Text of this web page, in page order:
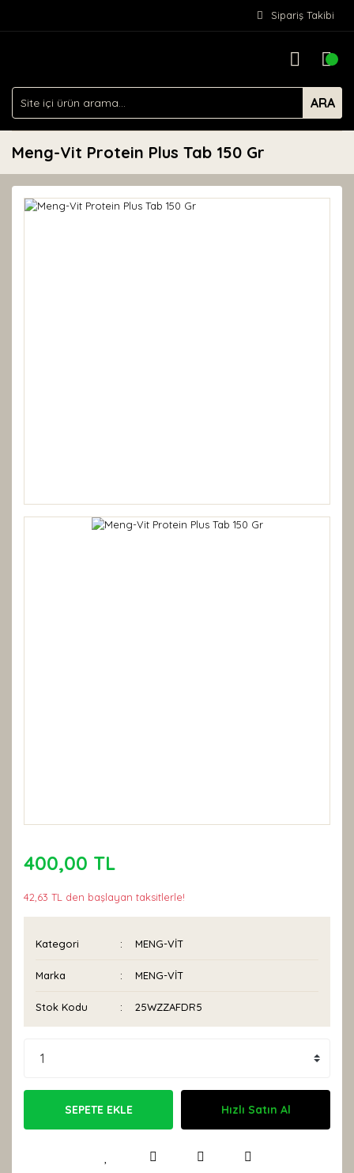
Sipariş Takibi
ARA
Meng-Vit Protein Plus Tab 150 Gr
400,00 TL
42,63 TL den başlayan taksitlerle!
Kategori MENG-VİT
Marka MENG-VİT
Stok Kodu 25WZZAFDR5
SEPETE EKLE Hızlı Satın Al